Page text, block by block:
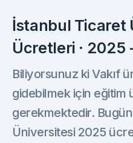
İstanbul Ticaret
Ücretleri · 2025
Biliyorsunuz ki Vakıf
gidebilmek için eğitim
gerekmektedir.
Üniversitesi 2025